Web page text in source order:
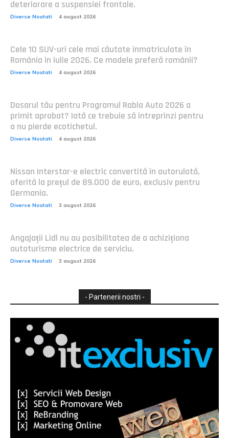
deteriorare a suspensiei frontale.
Diverse Noutati 4 august 2026
Cele 10 SUV-uri cele mai căutate înmatriculate în
România în iulie 2026. Ce modele preferă românii?
Diverse Noutati 4 august 2026
Dosarul tău pentru Programul Rabla Auto 2026 a
primit aprobat? Iată ce trebuie să întreprinzi pentru
a nu pierde ecotichetul.
Diverse Noutati 4 august 2026
Nissan Interstar-e electric convertită în autorulotă,
oferită la prețul de 89.000 de euro, exclusiv pentru
Germania.
Diverse Noutati 3 august 2026
Angajații Lidl nu au posibilitatea de a achiziționa
autoturisme electrice de serviciu.
Diverse Noutati 3 august 2026
- Partenerii nostri -